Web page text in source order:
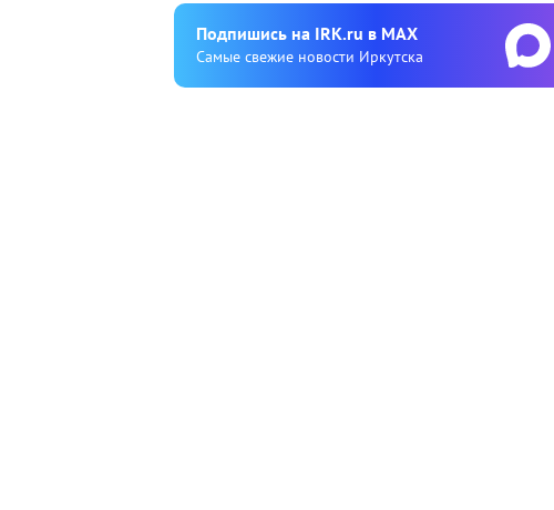
Подпишиcь на IRK.ru в MAX
Cамые свежие новости Иркутска